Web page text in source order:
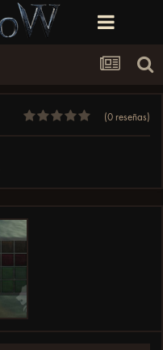
(0 reseñas)